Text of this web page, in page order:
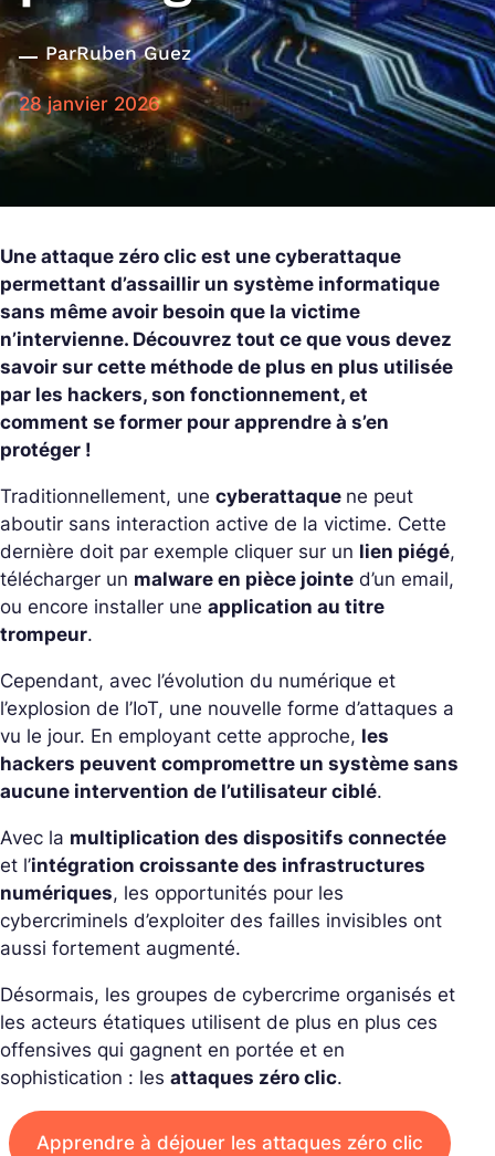
ParRuben Guez
28 janvier 2026
Une attaque zéro clic est une cyberattaque
permettant d’assaillir un système informatique
sans même avoir besoin que la victime
n’intervienne. Découvrez tout ce que vous devez
savoir sur cette méthode de plus en plus utilisée
par les hackers, son fonctionnement, et
comment se former pour apprendre à s’en
protéger !
Traditionnellement, une cyberattaque ne peut
aboutir sans interaction active de la victime. Cette
dernière doit par exemple cliquer sur un lien piégé,
télécharger un malware en pièce jointe d’un email,
ou encore installer une application au titre
trompeur.
Cependant, avec l’évolution du numérique et
l’explosion de l’IoT, une nouvelle forme d’attaques a
vu le jour. En employant cette approche, les
hackers peuvent compromettre un système sans
aucune intervention de l’utilisateur ciblé.
Avec la multiplication des dispositifs connectée
et l’intégration croissante des infrastructures
numériques, les opportunités pour les
cybercriminels d’exploiter des failles invisibles ont
aussi fortement augmenté.
Désormais, les groupes de cybercrime organisés et
les acteurs étatiques utilisent de plus en plus ces
offensives qui gagnent en portée et en
sophistication : les attaques zéro clic.
Apprendre à déjouer les attaques zéro clic